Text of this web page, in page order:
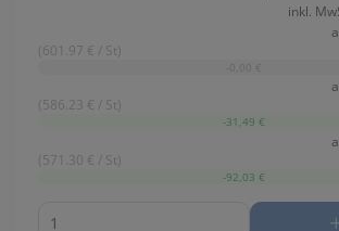
inkl.
(601.97 € / St)
(586.23 € / St)
-31,49 €
(571.30 € / St)
-92,03 €